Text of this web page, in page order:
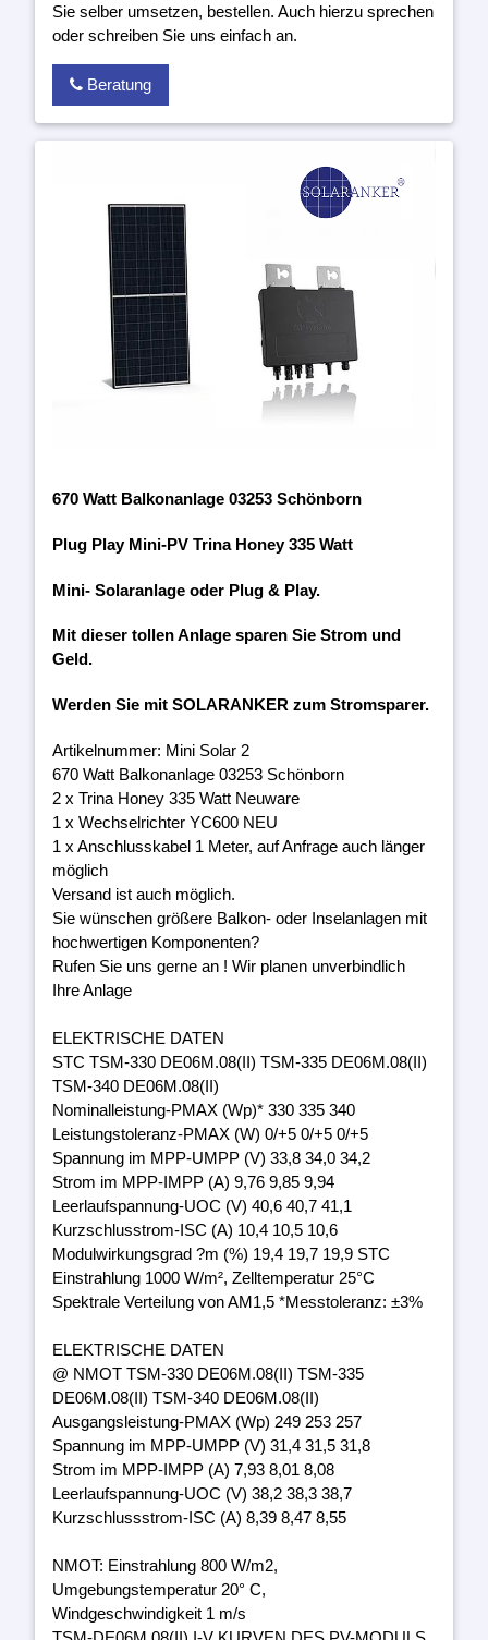
Sie selber umsetzen, bestellen. Auch hierzu sprechen
oder schreiben Sie uns einfach an.
Beratung
670 Watt Balkonanlage 03253 Schönborn
Plug Play Mini-PV Trina Honey 335 Watt
Mini- Solaranlage oder Plug & Play.
Mit dieser tollen Anlage sparen Sie Strom und
Geld.
Werden Sie mit SOLARANKER zum Stromsparer.
Artikelnummer: Mini Solar 2
670 Watt Balkonanlage 03253 Schönborn
2 x Trina Honey 335 Watt Neuware
1 x Wechselrichter YC600 NEU
1 x Anschlusskabel 1 Meter, auf Anfrage auch länger
möglich
Versand ist auch möglich.
Sie wünschen größere Balkon- oder Inselanlagen mit
hochwertigen Komponenten?
Rufen Sie uns gerne an ! Wir planen unverbindlich
Ihre Anlage
ELEKTRISCHE DATEN
STC TSM-330 DE06M.08(II) TSM-335 DE06M.08(II)
TSM-340 DE06M.08(II)
Nominalleistung-PMAX (Wp)* 330 335 340
Leistungstoleranz-PMAX (W) 0/+5 0/+5 0/+5
Spannung im MPP-UMPP (V) 33,8 34,0 34,2
Strom im MPP-IMPP (A) 9,76 9,85 9,94
Leerlaufspannung-UOC (V) 40,6 40,7 41,1
Kurzschlusstrom-ISC (A) 10,4 10,5 10,6
Modulwirkungsgrad ?m (%) 19,4 19,7 19,9 STC
Einstrahlung 1000 W/m², Zelltemperatur 25°C
Spektrale Verteilung von AM1,5 *Messtoleranz: ±3%
ELEKTRISCHE DATEN
@ NMOT TSM-330 DE06M.08(II) TSM-335
DE06M.08(II) TSM-340 DE06M.08(II)
Ausgangsleistung-PMAX (Wp) 249 253 257
Spannung im MPP-UMPP (V) 31,4 31,5 31,8
Strom im MPP-IMPP (A) 7,93 8,01 8,08
Leerlaufspannung-UOC (V) 38,2 38,3 38,7
Kurzschlussstrom-ISC (A) 8,39 8,47 8,55
NMOT: Einstrahlung 800 W/m2,
Umgebungstemperatur 20° C,
Windgeschwindigkeit 1 m/s